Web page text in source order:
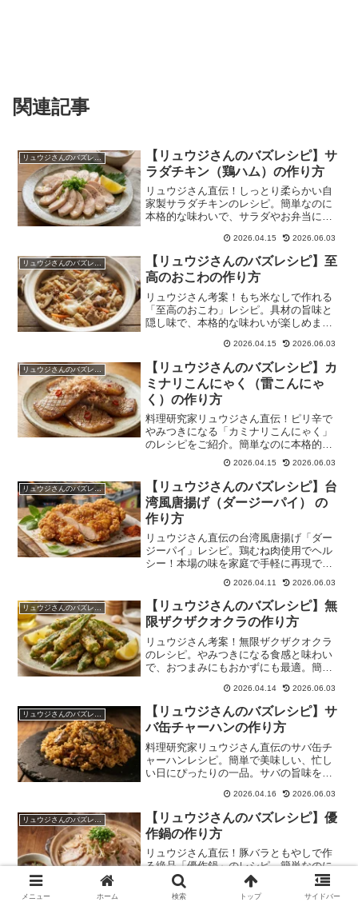
関連記事
リュウジさんのバズレシピ
【リュウジさんのバズレシピ】サ
ラダチキン（鶏ハム）の作り方
リュウジさん直伝！しっとり柔らかい自
家製サラダチキンのレシピ。簡単なのに
本格的な味わいで、サラダやお弁当に最
2026.04.15 2026.06.03
リュウジさんのバズレシピ
【リュウジさんのバズレシピ】至
高のおこわの作り方
リュウジさん考案！もち米なしで作れる
「至高のおこわ」レシピ。具材の旨味と
隠し味で、本格的な味わいが楽しめま
2026.04.15 2026.06.03
【リュウジさんのバズレシピ】カ
ミナリこんにゃく（雷こんにゃ
く）の作り方
料理研究家リュウジさん直伝！ピリ辛で
やみつきになる「カミナリこんにゃく」
のレシピをご紹介。簡単なのに本格的な
2026.04.15 2026.06.03
リュウジさんのバズレシピ
【リュウジさんのバズレシピ】台
湾風唐揚げ（ダージーパイ） の
作り方
リュウジさん直伝の台湾風唐揚げ「ダー
ジーパイ」レシピ。鶏むね肉使用でヘル
シー！本場の味を家庭で手軽に再現でき
2026.04.11 2026.06.03
リュウジさんのバズレシピ
【リュウジさんのバズレシピ】無
限ザクザクオクラの作り方
リュウジさん考案！無限ザクザクオクラ
のレシピ。やみつきになる食感と味わい
で、おつまみにもおかずにも最適。簡単
2026.04.14 2026.06.03
【リュウジさんのバズレシピ】サ
バ缶チャーハンの作り方
料理研究家リュウジさん直伝のサバ缶チ
ャーハンレシピ。簡単で美味しい、忙し
い日にぴったりの一品。サバの旨味を凝
2026.04.16 2026.06.03
【リュウジさんのバズレシピ】優
作鍋の作り方
リュウジさん直伝！豚バラともやしで作
る絶品「優作鍋」のレシピ。簡単なのに
本格的な味わいで、ご飯が止まらない！
2026.04.07 2026.06.03
メニュー ホーム 検索 トップ サイドバー